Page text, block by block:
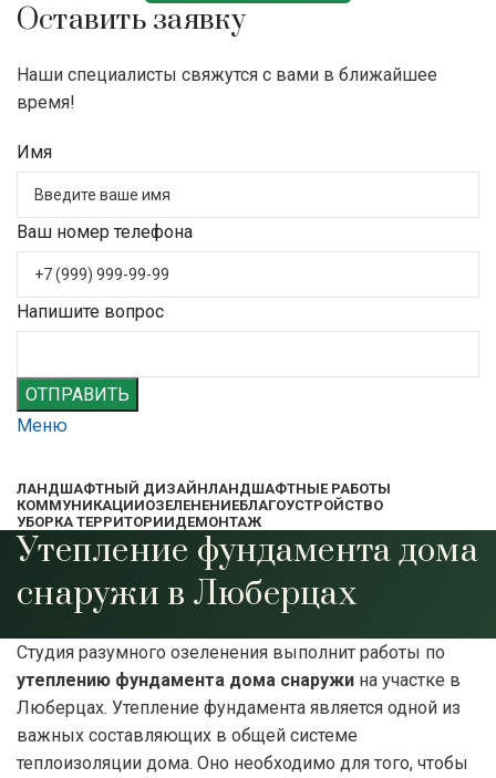
Оставить заявку
Наши специалисты свяжутся с вами в ближайшее
время!
Имя
Ваш номер телефона
Напишите вопрос
ОТПРАВИТЬ
Меню
ЛАНДШАФТНЫЙ ДИЗАЙНЛАНДШАФТНЫЕ РАБОТЫ
КОММУНИКАЦИИОЗЕЛЕНЕНИЕБЛАГОУСТРОЙСТВО
УБОРКА ТЕРРИТОРИИДЕМОНТАЖ
Утепление фундамента дома
снаружи в Люберцах
Студия разумного озеленения выполнит работы по
утеплению фундамента дома снаружи на участке в
Люберцах. Утепление фундамента является одной из
важных составляющих в общей системе
теплоизоляции дома. Оно необходимо для того, чтобы